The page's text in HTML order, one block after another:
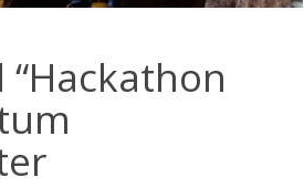
“Hackathon